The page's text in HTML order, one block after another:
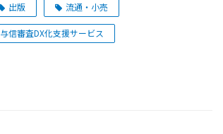
出版 流通・小売
与信審査DX化支援サービス